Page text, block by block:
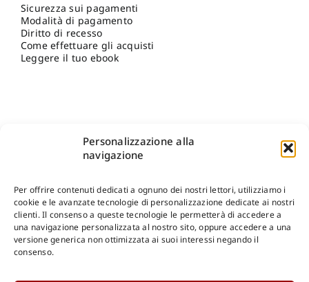
Personalizzazione alla
navigazione
Per offrire contenuti dedicati a ognuno dei nostri lettori, utilizziamo i
cookie e le avanzate tecnologie di personalizzazione dedicate ai nostri
clienti. Il consenso a queste tecnologie le permetterà di accedere a
una navigazione personalizzata al nostro sito, oppure accedere a una
versione generica non ottimizzata ai suoi interessi negando il
consenso.
Sicurezza sui pagamenti
Modalità di pagamento
Diritto di recesso
Come effettuare gli acquisti
Leggere il tuo ebook
Shop Gangemi Editore-Pagamenti Sicuri e anche Rateali